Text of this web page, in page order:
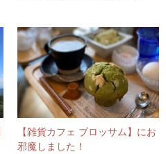
【雑貨カフェ ブロッサム】にお
邪魔しました！